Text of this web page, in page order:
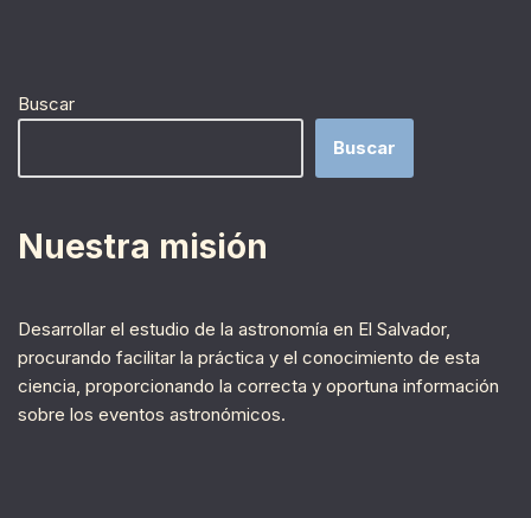
Buscar
Buscar
Nuestra misión
Desarrollar el estudio de la astronomía en El Salvador,
procurando facilitar la práctica y el conocimiento de esta
ciencia, proporcionando la correcta y oportuna información
sobre los eventos astronómicos.